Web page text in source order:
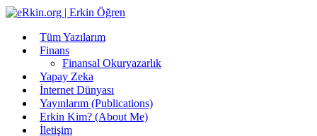
Tüm Yazılarım
Finans
Finansal Okuryazarlık
Yapay Zeka
İnternet Dünyası
Yayınlarım (Publications)
Erkin Kim? (About Me)
İletişim